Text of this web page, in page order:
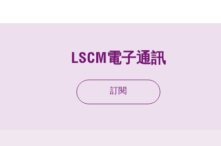
LSCM電子通訊
訂閱